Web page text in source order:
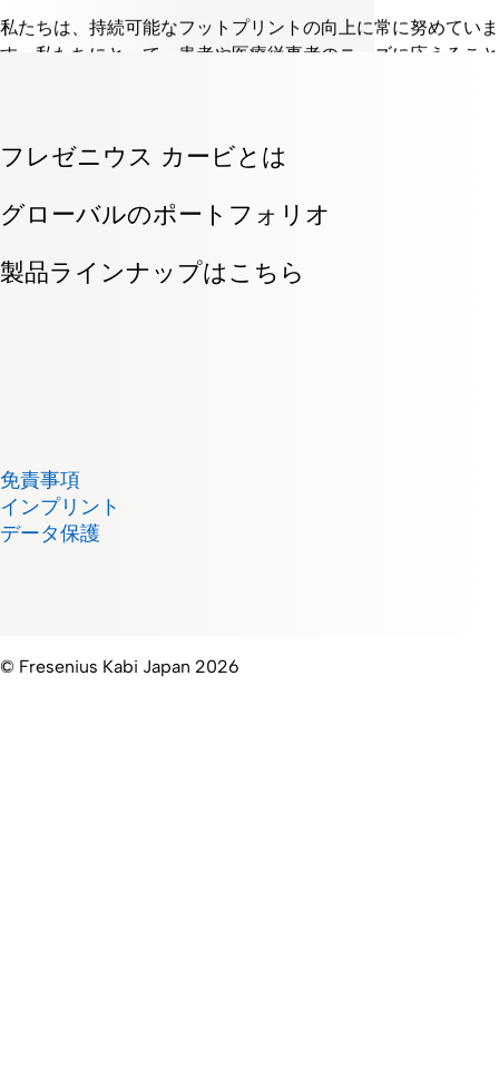
私たちは、持続可能なフットプリントの向上に常に努めていま
す。私たちにとって、患者や医療従事者のニーズに応えること
フレゼニウス カービとは
グローバルのポートフォリオ
製品ラインナップはこちら
免責事項
インプリント
データ保護
© Fresenius Kabi Japan 2026